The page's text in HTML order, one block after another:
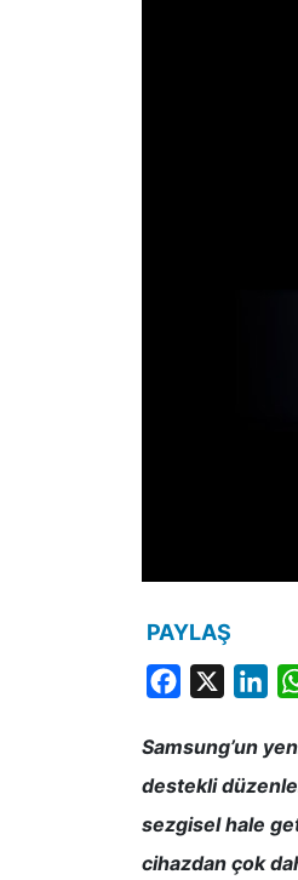
PAYLAŞ
Facebook
Samsung’un
destekli
sezgisel hale
cihazdan çok